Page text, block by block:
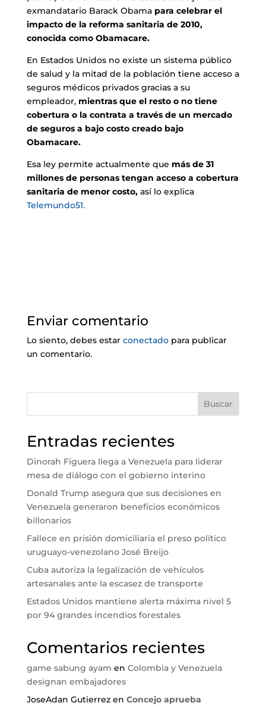
exmandatario Barack Obama para celebrar el
impacto de la reforma sanitaria de 2010,
conocida como Obamacare.
En Estados Unidos no existe un sistema público
de salud y la mitad de la población tiene acceso a
seguros médicos privados gracias a su
empleador, mientras que el resto o no tiene
cobertura o la contrata a través de un mercado
de seguros a bajo costo creado bajo
Obamacare.
Esa ley permite actualmente que más de 31
millones de personas tengan acceso a cobertura
sanitaria de menor costo, así lo explica
Telemundo51.
Enviar comentario
Lo siento, debes estar conectadopara publicar
un comentario.
Buscar
Entradas recientes
Dinorah Figuera llega a Venezuela para liderar
mesa de diálogo con el gobierno interino
Donald Trump asegura que sus decisiones en
Venezuela generaron beneficios económicos
billonarios
Fallece en prisión domiciliaria el preso político
uruguayo-venezolano José Breijo
Cuba autoriza la legalización de vehículos
artesanales ante la escasez de transporte
Estados Unidos mantiene alerta máxima nivel 5
por 94 grandes incendios forestales
Comentarios recientes
game sabung ayam en Colombia y Venezuela
designan embajadores
JoseAdan Gutierrezen Concejo aprueba